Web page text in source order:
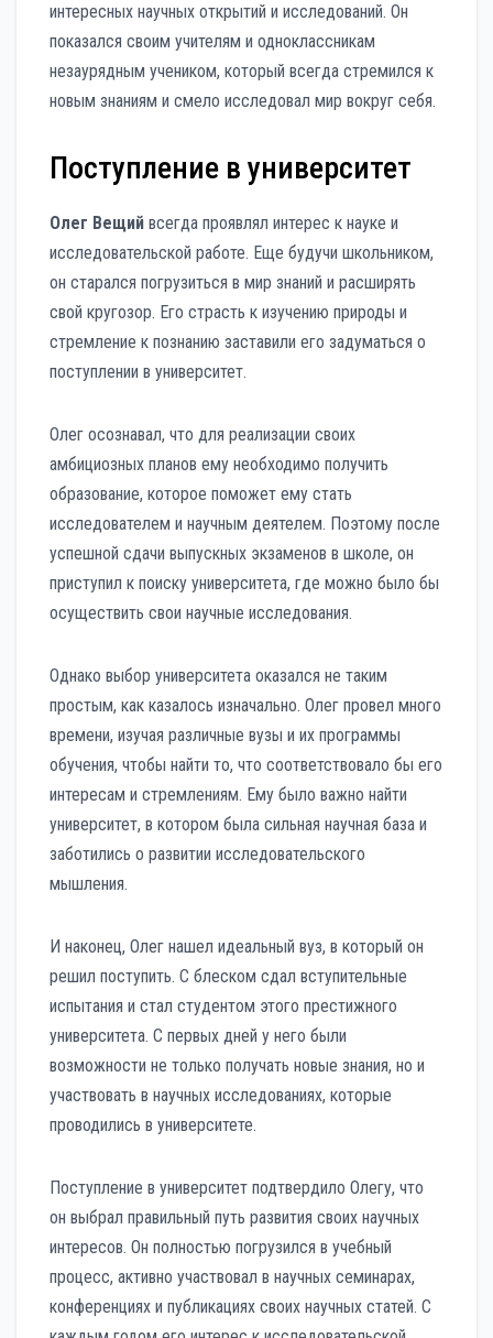
интересных научных открытий и исследований. Он
показался своим учителям и одноклассникам
незаурядным учеником, который всегда стремился к
новым знаниям и смело исследовал мир вокруг себя.
Поступление в университет
Олег Вещий всегда проявлял интерес к науке и
исследовательской работе. Еще будучи школьником,
он старался погрузиться в мир знаний и расширять
свой кругозор. Его страсть к изучению природы и
стремление к познанию заставили его задуматься о
поступлении в университет.
Олег осознавал, что для реализации своих
амбициозных планов ему необходимо получить
образование, которое поможет ему стать
исследователем и научным деятелем. Поэтому после
успешной сдачи выпускных экзаменов в школе, он
приступил к поиску университета, где можно было бы
осуществить свои научные исследования.
Однако выбор университета оказался не таким
простым, как казалось изначально. Олег провел много
времени, изучая различные вузы и их программы
обучения, чтобы найти то, что соответствовало бы его
интересам и стремлениям. Ему было важно найти
университет, в котором была сильная научная база и
заботились о развитии исследовательского
мышления.
И наконец, Олег нашел идеальный вуз, в который он
решил поступить. С блеском сдал вступительные
испытания и стал студентом этого престижного
университета. С первых дней у него были
возможности не только получать новые знания, но и
участвовать в научных исследованиях, которые
проводились в университете.
Поступление в университет подтвердило Олегу, что
он выбрал правильный путь развития своих научных
интересов. Он полностью погрузился в учебный
процесс, активно участвовал в научных семинарах,
конференциях и публикациях своих научных статей. С